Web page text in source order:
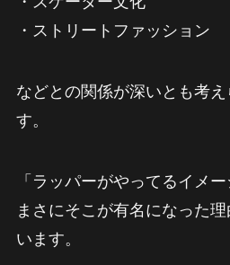
・ストリートファッション
などとの関係が深いとも考
す。
「ラッパーがやってるイメー
まさにそこが有名になった
います。